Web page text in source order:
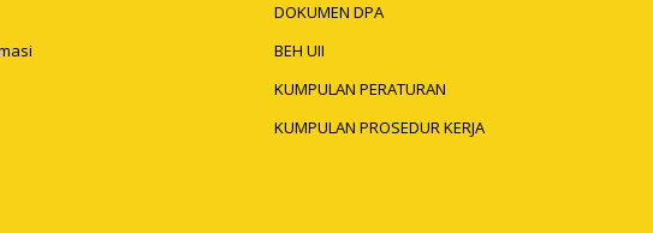
DOKUMEN DPA
BEH UII
KUMPULAN PERATURAN
KUMPULAN PROSEDUR KERJA